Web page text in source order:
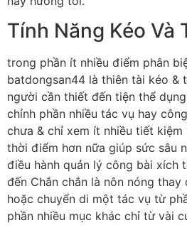
Tính Năng Kéo Và
trong phần ít nhiều điểm phân
batdongsan44 là thiên tài kéo &
người cần thiết đến tiện thể
chỉnh phần nhiều tác vụ hay
chưa & chỉ xem ít nhiều tiết kiệm
thời điểm hơn nữa giúp sức sâu
điều hành quản lý công bài xích
đến Chắn chắn là nôn nóng
hoặc chuyển di một tác vụ từ
phần nhiều mục khác chỉ từ vài